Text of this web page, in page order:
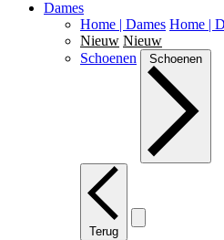
Dames
Home | Dames Home |
Nieuw Nieuw
Schoenen
Schoenen
Terug